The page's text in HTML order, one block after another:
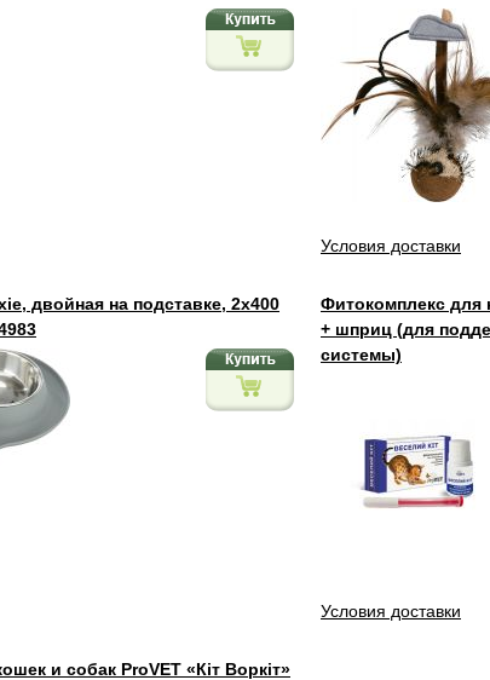
Условия доставки
двойная на подставке, 2х400
Фитокомплекс для
+ шприц (для
системы)
Условия доставки
и собак ProVET «Кіт Воркіт»